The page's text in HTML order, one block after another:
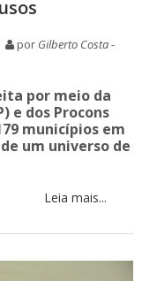
por Gilberto Costa -
por meio da
e dos Procons
municípios em
um universo de
Leia mais...